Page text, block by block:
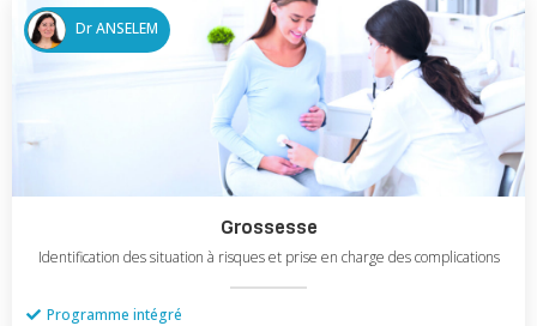
Dr ANSELEM
Grossesse
Identification des situation à risques et prise en charge des complications
Programme intégré